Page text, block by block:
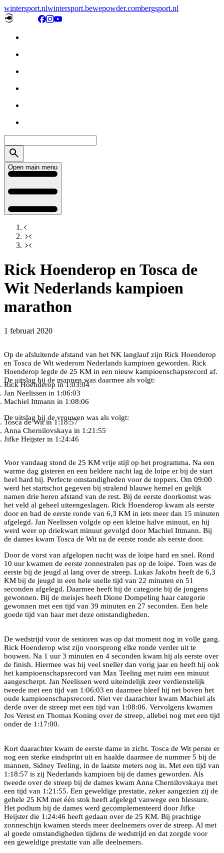
wintersport.nlwintersport.bewepowder.combergsport.nl
Open main menu
Rick Hoenderop en Tosca de
Wit Nederlands kampioen
marathon
1 februari 2020
Op de afsluitende afstand van het NK langlauf zijn Rick Hoenderop
en Tosca de Wit wederom Nederlands kampioen geworden. Rick
Hoenderop legde de 25 KM in een nieuw kampioenschapsrecord af.
De uitslag bij de mannen was daarmee als volgt:
Rick Hoenderop in 1:03:04
Jan Neelissen in 1:06:03
Machiel Ittmann in 1:08:06
De uitslag bij de vrouwen was als volgt:
Tosca de Wit in 1:18:57
Anna Chernilovskaya in 1:21:55
Jifke Heijster in 1:24:46
Voor vandaag stond de 25 KM vrije stijl op het programma. Na een
warme dag gisteren en een heldere nacht lag de loipe er bij de start
heel hard bij. Perfecte omstandigheden voor de toppers. Om 09:00
werd het startschot gegeven bij stralend blauwe hemel en gelijk
namen drie heren afstand van de rest. Bij de eerste doorkomst was
het veld al geheel uiteengeslagen. Rick Hoenderop kwam als eerste
door en had de eerste ronde van 6,3 KM in iets meer dan 15 minuten
afgelegd. Jan Neelissen volgde op een kleine halve minuut, en hij
werd weer op driekwart minuut gevolgd door Machiel Ittmann. Bij
de dames kwam Tosca de Wit na de eerste ronde als eerste door.
Door de vorst van afgelopen nacht was de loipe hard en snel. Rond
10 uur kwamen de eerste zonnestralen pas op de loipe. Toen was de
eerste bij de jeugd al lang over de streep. Lukas Jakobs heeft de 6,3
KM bij de jeugd in een hele snelle tijd van 22 minuten en 51
seconden afgelegd. Daarmee heeft hij de categorie bij de jongens
gewonnen. Bij de meisjes heeft Dione Dompeling haar categorie
gewonnen met een tijd van 39 minuten en 27 seconden. Een hele
goede tijd van haar met deze omstandigheden.
De wedstrijd voor de senioren was op dat moment nog in volle gang.
Rick Hoenderop wist zijn voorsprong elke ronde verder uit te
bouwen. Na 1 uur 3 minuten en 4 seconden kwam hij als eerste over
de finish. Hiermee was hij veel sneller dan vorig jaar en heeft hij ook
het kampioenschapsrecord van Max Teeling met ruim een minuut
aangescherpt. Jan Neelissen werd uiteindelijk zeer verdienstelijk
tweede met een tijd van 1:06:03 en daarmee bleef hij net boven het
oude kampioenschapsrecord. Niet ver daarachter kwam Machiel als
derde over de streep met een tijd van 1:08:06. Vervolgens kwamen
Jos Verest en Thomas Koning over de streep, allebei nog met een tijd
onder de 1:17:00.
Kort daarachter kwam de eerste dame in zicht. Tosca de Wit perste er
nog een sterke eindsprint uit en haalde daarmee de nummer 5 bij de
mannen, Sidney Teeling, in de laatste meters nog in. Met een tijd van
1:18:57 is zij Nederlands kampioen bij de dames geworden. Als
tweede over de streep bij de dames kwam Anna Chernilovskaya met
een tijd van 1:21:55. Een geweldige prestatie, zeker aangezien zij de
gehele 25 KM met één stok heeft afgelegd vanwege een blessure.
Het podium bij de dames werd gecomplementeerd door Jifke
Heijster die 1:24:46 heeft gedaan over de 25 KM. Bij prachtige
zonneschijn kwamen steeds meer deelnemers over de streep. Al met
al goede omstandigheden tijdens de wedstrijd en dat zorgde voor
een geweldige prestatie van alle deelnemers.